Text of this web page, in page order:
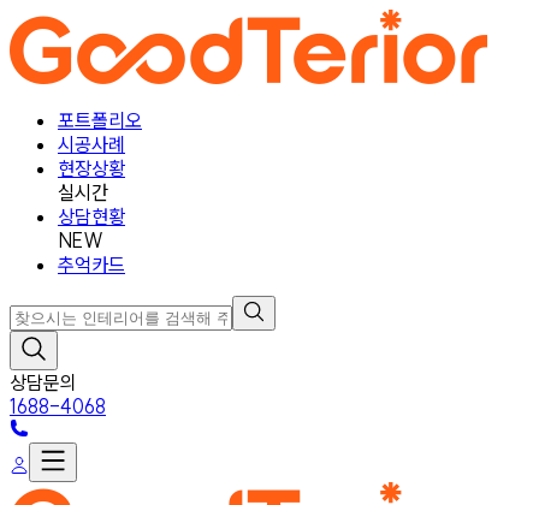
포트폴리오
시공사례
현장상황
실시간
상담현황
NEW
추억카드
상담문의
1688-4068